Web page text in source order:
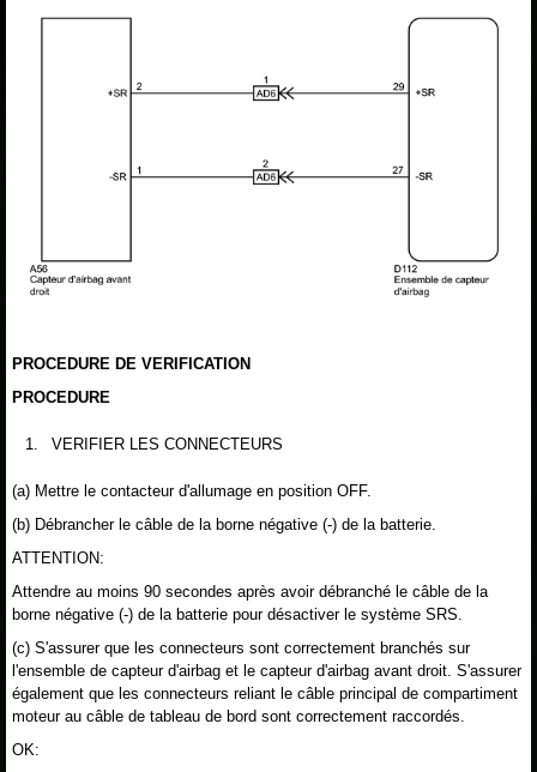
PROCEDURE DE VERIFICATION
PROCEDURE
1. VERIFIER LES CONNECTEURS
(a) Mettre le contacteur d'allumage en position OFF.
(b) Débrancher le câble de la borne négative (-) de la batterie.
ATTENTION:
Attendre au moins 90 secondes après avoir débranché le câble de la
borne négative (-) de la batterie pour désactiver le système SRS.
(c) S'assurer que les connecteurs sont correctement branchés sur
l'ensemble de capteur d'airbag et le capteur d'airbag avant droit. S'assurer
également que les connecteurs reliant le câble principal de compartiment
moteur au câble de tableau de bord sont correctement raccordés.
OK: